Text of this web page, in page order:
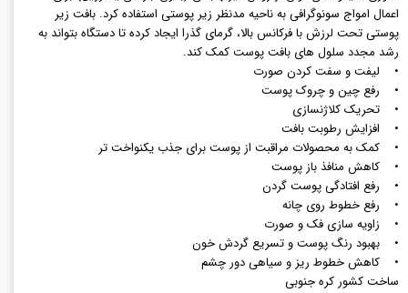
اعمال امواج سونوگرافی به ناحیه مدنظر زیر پوستی استفاده کرد. بافت زیر
پوستی تحت لرزش با فرکانس بالا، گرمای گذرا ایجاد کرده تا دستگاه بتواند به
رشد مجدد سلول های بافت پوست کمک کند.
• لیفت و سفت کردن صورت
• رفع چین و چروک پوست
• تحریک کلاژنسازی
• افزایش رطوبت بافت
• کمک به محصولات مراقبت از پوست برای جذب یکنواخت تر
• کاهش منافذ باز پوست
• رفع افتادگی پوست گردن
• رفع خطوط روی چانه
• زاویه سازی فک و صورت
• بهبود رنگ پوست و تسریع گردش خون
• کاهش خطوط ریز و سیاهی دور چشم
ساخت کشور کره جنوبی